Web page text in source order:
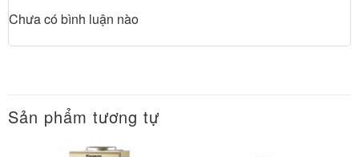
Chưa có bình luận nào
Sản phẩm tương tự